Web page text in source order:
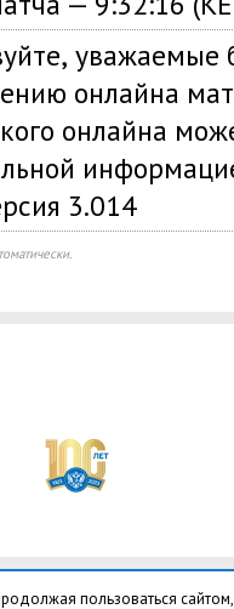
, уважаемые
онлайна
онлайна
3.014
пользоваться